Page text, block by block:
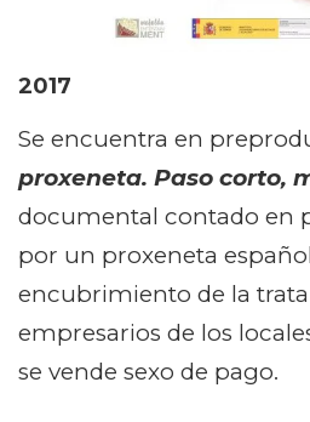
2017
Se encuentra en
proxeneta. Paso corto,
documental contado en
por un proxeneta
encubrimiento de la trata
empresarios de los
se vende sexo de pago.